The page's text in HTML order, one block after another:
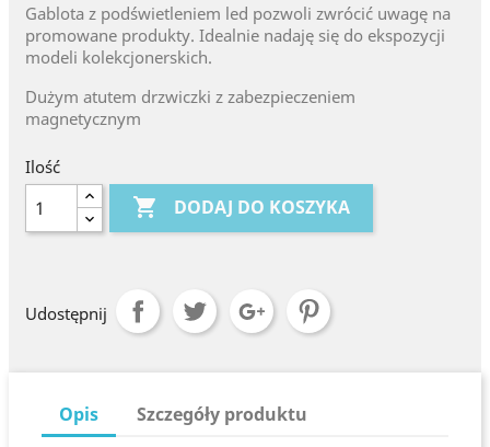
Gablota z podświetleniem led pozwoli zwrócić uwagę na
promowane produkty. Idealnie nadaję się do ekspozycji
modeli kolekcjonerskich.
Dużym atutem drzwiczki z zabezpieczeniem
magnetycznym
Ilość
 DODAJ DO KOSZYKA
Udostępnij
Opis Szczegóły produktu